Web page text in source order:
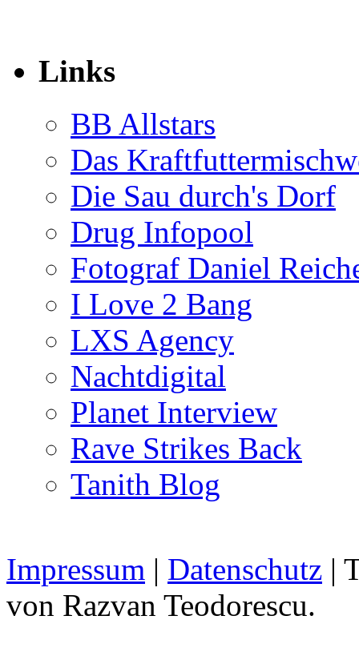
Links
BB Allstars
Das
Die Sau durch's Dorf
Drug Infopool
Fotograf Daniel
I Love 2 Bang
LXS Agency
Nachtdigital
Planet Interview
Rave Strikes Back
Tanith Blog
Impressum | Datenschutz |
von Razvan Teodorescu.